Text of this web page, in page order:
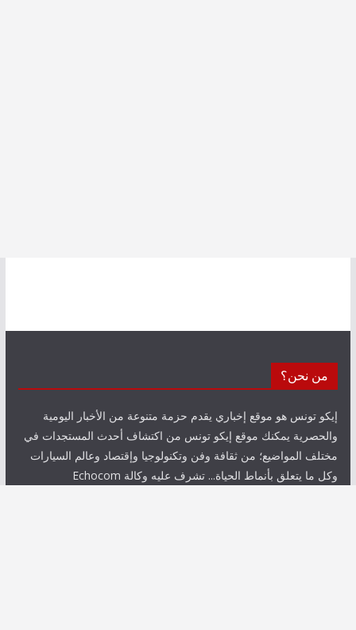
من نحن؟
إيكو تونس هو موقع إخباري يقدم حزمة متنوعة من الأخبار اليومية
والحصرية يمكنك موقع إيكو تونس من اكتشاف أحدث المستجدات في
مختلف المواضيع؛ من ثقافة وفن وتكنولوجيا وإقتصاد وعالم السيارات
وكل ما يتعلق بأنماط الحياة... تشرف عليه وكالة Echocom